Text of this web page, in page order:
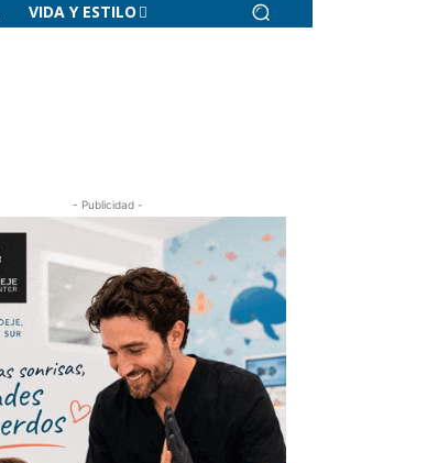
VIDA Y ESTILO
- Publicidad -